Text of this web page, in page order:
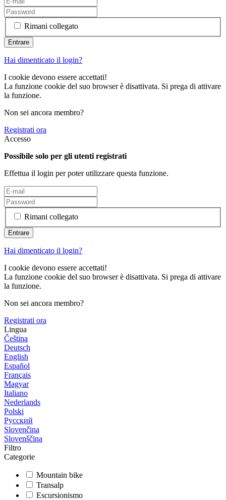
Rimani collegato
Hai dimenticato il login?
I cookie devono essere accettati!
La funzione cookie del suo browser è disattivata. Si prega di attivare
la funzione.
Non sei ancora membro?
Registrati ora
Accesso
Possibile solo per gli utenti registrati
Effettua il login per poter utilizzare questa funzione.
Rimani collegato
Hai dimenticato il login?
I cookie devono essere accettati!
La funzione cookie del suo browser è disattivata. Si prega di attivare
la funzione.
Non sei ancora membro?
Registrati ora
Lingua
Čeština
Deutsch
English
Español
Français
Magyar
Italiano
Nederlands
Polski
Русский
Slovenčina
Slovenščina
Filtro
Categorie
Mountain bike
Transalp
Escursionismo